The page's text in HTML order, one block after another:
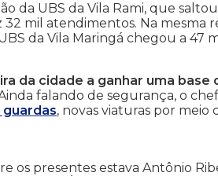
da UBS da Vila Rami, que saltou
mil atendimentos. Na mesma
da Vila Maringá chegou a 47
da cidade a ganhar uma base
falando de segurança, o
guardas, novas viaturas por meio
presentes estava Antônio